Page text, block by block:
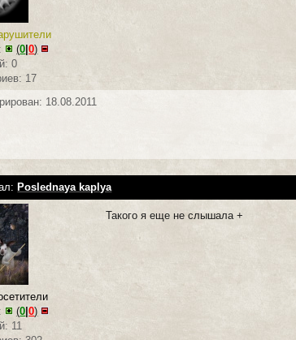
(0 |0)
0
17
18.08.2011
Poslednaya kaplya
(0 |0)
11
Такого я еще не слышала +